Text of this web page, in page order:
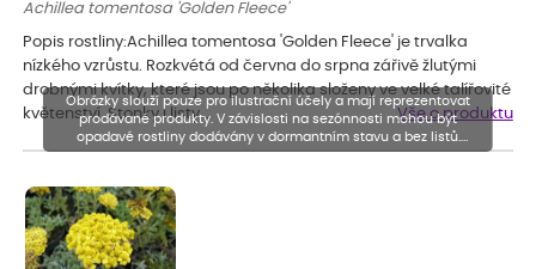
Achillea tomentosa 'Golden Fleece'
Popis rostliny:Achillea tomentosa 'Golden Fleece' je trvalka
nízkého vzrůstu. Rozkvétá od června do srpna zářivě žlutými
drobnými kvítky, které jsou po několika složeny ve velké talířovité
květenství. Stonky i listy…
Vše o produktu
Obrázky slouží pouze pro ilustrační účely a mají reprezentovat
prodávané produkty. V závislosti na sezónnosti mohou být
opadavé rostliny dodávány v dormantním stavu a bez listů.
Rostliny mohou být také sestřiženy níže, než je uvedená výška,